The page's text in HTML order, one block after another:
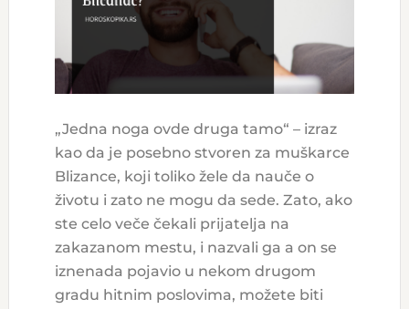
„Jedna noga ovde druga tamo“ – izraz
kao da je posebno stvoren za muškarce
Blizance, koji toliko žele da nauče o
životu i zato ne mogu da sede. Zato, ako
ste celo veče čekali prijatelja na
zakazanom mestu, i nazvali ga a on se
iznenada pojavio u nekom drugom
gradu hitnim poslovima, možete biti